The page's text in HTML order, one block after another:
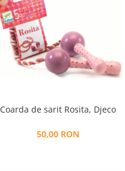
Coarda de sarit Rosita, Djeco
50,00 RON